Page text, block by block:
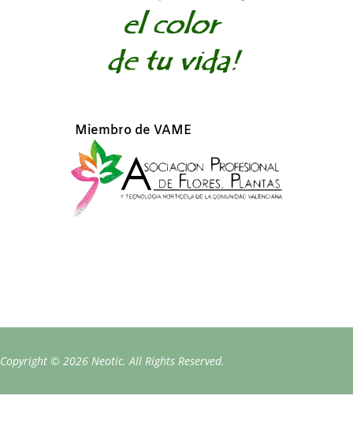
Miembro de VAME
Copyright © 2026 Neotic. All Rights Reserved.